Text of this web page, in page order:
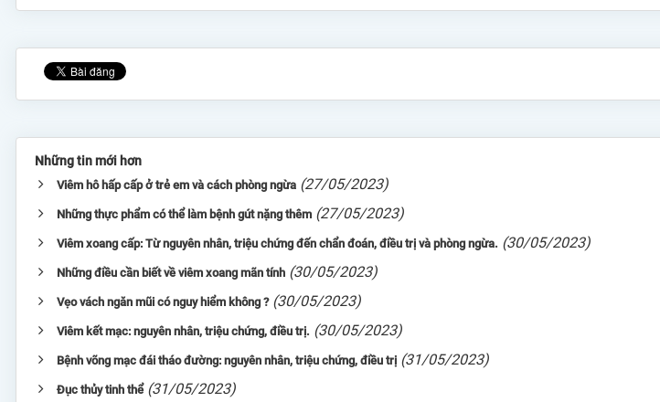
Những tin mới hơn
Viêm hô hấp cấp ở trẻ em và cách phòng ngừa (27/05/2023)
Những thực phẩm có thể làm bệnh gút nặng thêm (27/05/2023)
Viêm xoang cấp: Từ nguyên nhân, triệu chứng đến chẩn đoán, điều trị và phòng ngừa. (30/05/2023)
Những điều cần biết về viêm xoang mãn tính (30/05/2023)
Vẹo vách ngăn mũi có nguy hiểm không ? (30/05/2023)
Viêm kết mạc: nguyên nhân, triệu chứng, điều trị. (30/05/2023)
Bệnh võng mạc đái tháo đường: nguyên nhân, triệu chứng, điều trị (31/05/2023)
Đục thủy tinh thể (31/05/2023)